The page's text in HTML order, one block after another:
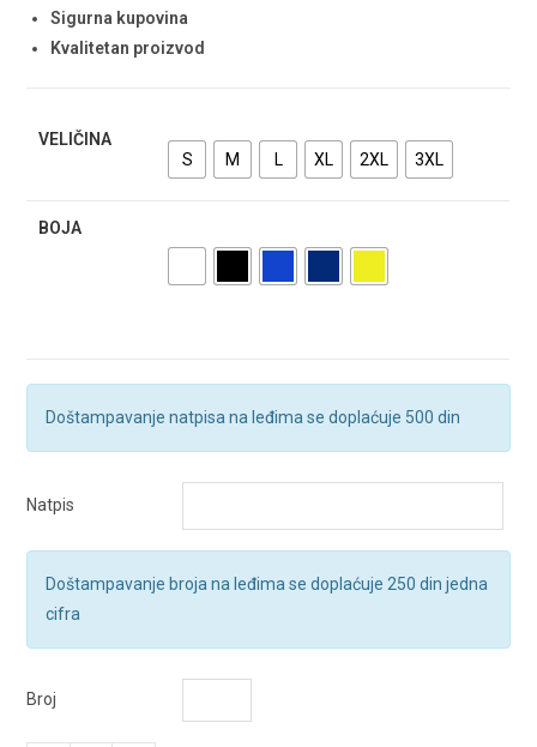
Sigurna kupovina
Kvalitetan proizvod
VELIČINA
S
M L XL 2XL 3XL
BOJA
Doštampavanje natpisa na leđima se doplaćuje 500 din
Natpis
Doštampavanje broja na leđima se doplaćuje 250 din jedna
cifra
Broj